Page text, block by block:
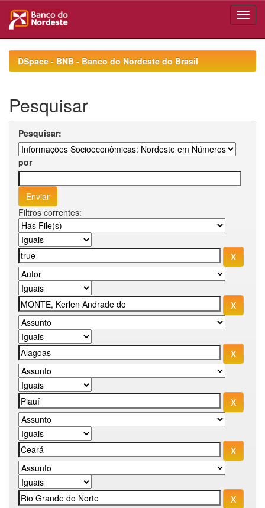
navigationDSpace - BNB - Banco do Nordeste do Brasil
Pesquisar
Pesquisar:
por
Filtros correntes: